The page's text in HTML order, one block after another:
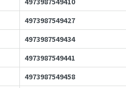
4973987549427
4973987549434
4973987549441
4973987549458